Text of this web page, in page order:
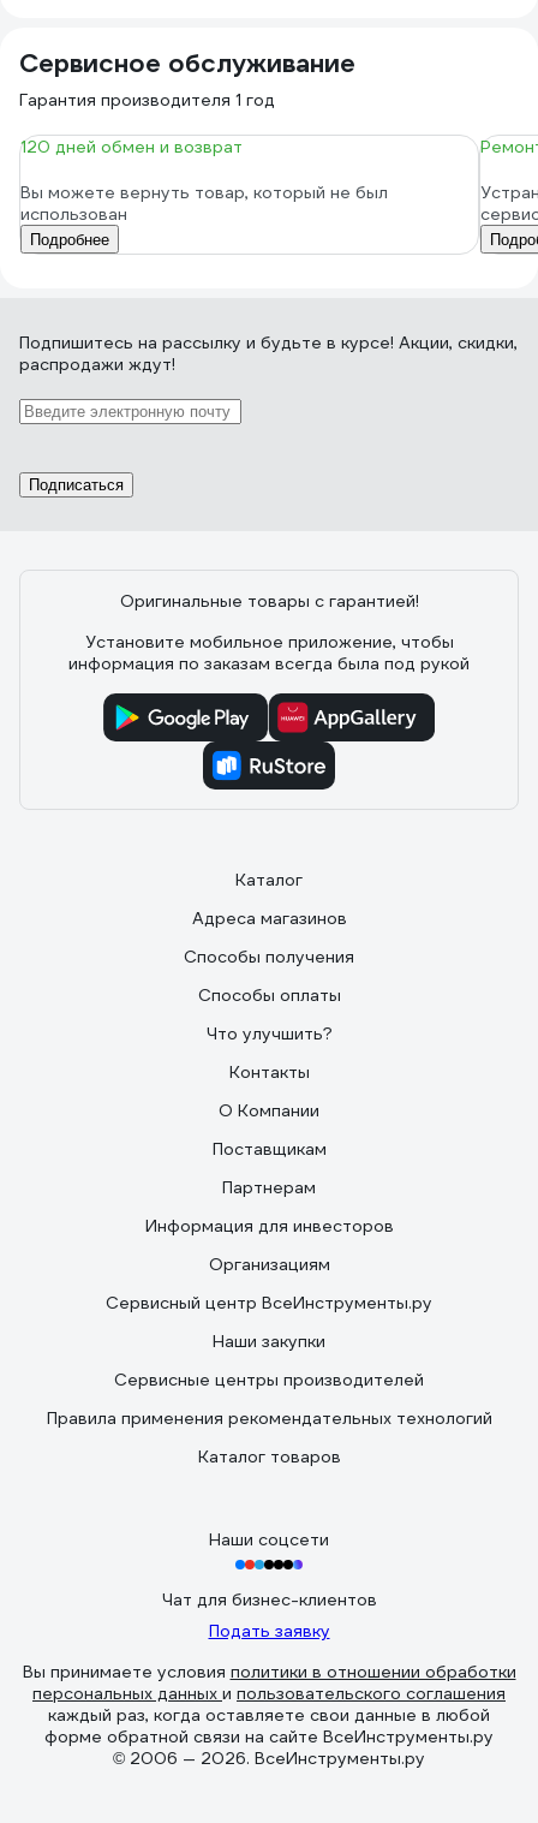
Сервисное обслуживание
Гарантия производителя 1 год
120 дней обмен и возврат
Вы можете вернуть товар, который не был
использован
Подробнее
Подпишитесь на рассылку и будьте в курсе! Акции, скидки,
распродажи ждут!
Подписаться
Оригинальные товары с гарантией!
Установите мобильное приложение, чтобы
информация по заказам всегда была под рукой
Каталог
Адреса магазинов
Способы получения
Способы оплаты
Что улучшить?
Контакты
О Компании
Поставщикам
Партнерам
Информация для инвесторов
Организациям
Сервисный центр ВсеИнструменты.ру
Наши закупки
Сервисные центры производителей
Правила применения рекомендательных технологий
Каталог товаров
Наши соцсети
Чат для бизнес-клиентов
Подать заявку
Вы принимаете условия политики в отношении обработки
персональных данных и пользовательского соглашения
каждый раз, когда оставляете свои данные в любой
форме обратной связи на сайте ВсеИнструменты.ру
© 2006 — 2026. ВсеИнструменты.ру